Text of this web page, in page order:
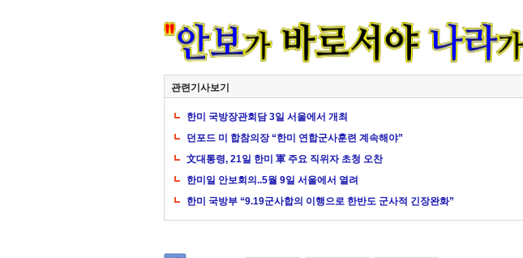
관련기사보기
한미 국방장관회담 3일 서울에서 개최
던포드 미 합참의장 “한미 연합군사훈련 계속해야”
文대통령, 21일 한미 軍 주요 직위자 초청 오찬
한미일 안보회의..5월 9일 서울에서 열려
한미 국방부 “9.19군사합의 이행으로 한반도 군사적 긴장완화”